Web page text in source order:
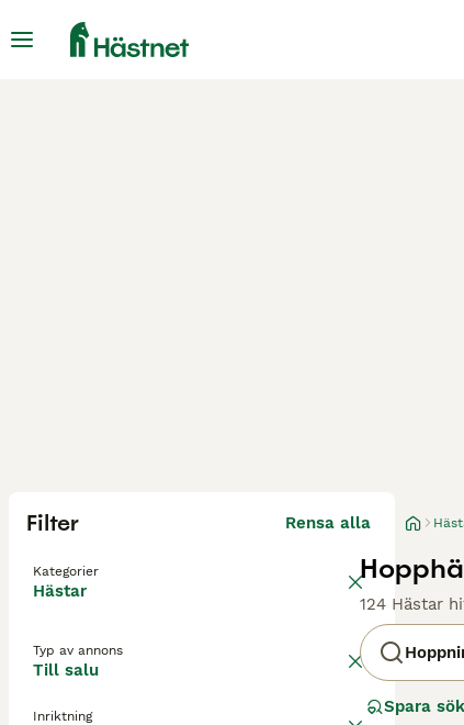
Filter Rensa alla
Kategorier
Hästar
Typ av annons
Till salu
Inriktning
124 Hästar
Spara